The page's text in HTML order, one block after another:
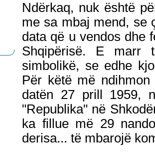
Ndërkaq, nuk është
me sa mbaj mend, se
data që u vendos dhe
Shqipërisë. E marr
simbolikë, se edhe
Për këtë më
datën 27 prill 1959,
"Republika" në
ka fillue më 29
derisa... të mbarojë